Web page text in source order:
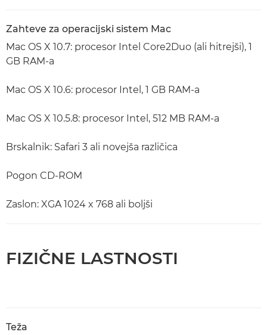
Zahteve za operacijski sistem Mac
Mac OS X 10.7: procesor Intel Core2Duo (ali hitrejši), 1
GB RAM-a
Mac OS X 10.6: procesor Intel, 1 GB RAM-a
Mac OS X 10.5.8: procesor Intel, 512 MB RAM-a
Brskalnik: Safari 3 ali novejša različica
Pogon CD-ROM
Zaslon: XGA 1024 x 768 ali boljši
FIZIČNE LASTNOSTI
Teža